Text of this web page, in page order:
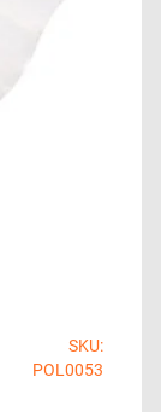
SKU:
POL0053